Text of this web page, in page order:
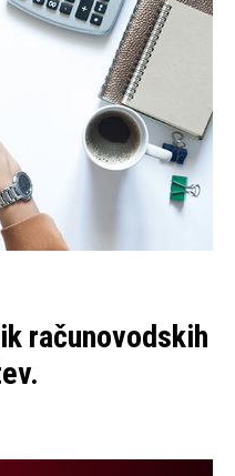
računovodskih
.